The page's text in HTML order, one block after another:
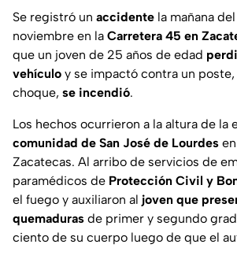
Se registró un accidente la mañana
noviembre en la Carretera 45 en
que un joven de 25 años de edad
vehículo y se impactó contra un
choque, se incendió.
Los hechos ocurrieron a la altura de la
comunidad de San José de Lourdes en
Zacatecas. Al arribo de servicios de
paramédicos de Protección Civil y
el fuego y auxiliaron al joven que
quemaduras de primer y segundo
ciento de su cuerpo luego de que el